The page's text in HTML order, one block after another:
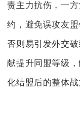
责主力抗伤，一
约，避免误攻友
否则易引发外交
献提升同盟等级
化结盟后的整体战